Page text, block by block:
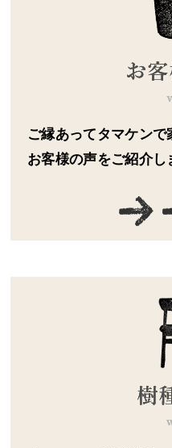
ご縁あってタマケン
お客様の声をご紹介し